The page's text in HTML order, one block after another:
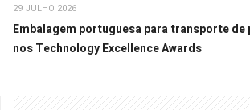
29 JULHO 2026
Embalagem portuguesa para transporte de
nos Technology Excellence Awards